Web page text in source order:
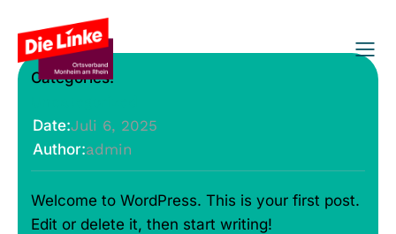
Categories:
Date:Juli 6, 2025
Author:admin
Welcome to WordPress. This is your first post.
Edit or delete it, then start writing!